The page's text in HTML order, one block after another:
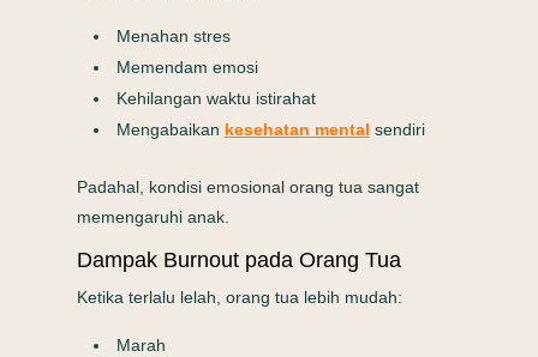
Menahan stres
Memendam emosi
Kehilangan waktu istirahat
Mengabaikan kesehatan mental sendiri
Padahal, kondisi emosional orang tua sangat
memengaruhi anak.
Dampak Burnout pada Orang Tua
Ketika terlalu lelah, orang tua lebih mudah:
Marah